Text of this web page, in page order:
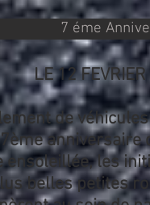
7 éme
LE 12
de
7ème anniversaire
ensoleillée, les
belles petites